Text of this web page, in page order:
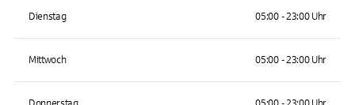
Dienstag 05:00 - 23:00 Uhr
Mittwoch 05:00 - 23:00 Uhr